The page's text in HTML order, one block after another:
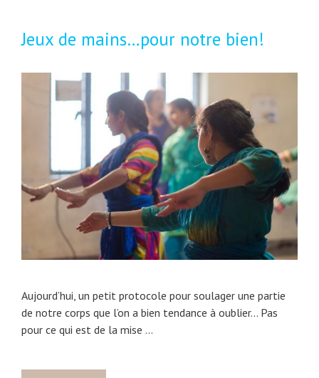
Jeux de mains…pour notre bien!
Aujourd’hui, un petit protocole pour soulager une partie
de notre corps que l’on a bien tendance à oublier… Pas
pour ce qui est de la mise …